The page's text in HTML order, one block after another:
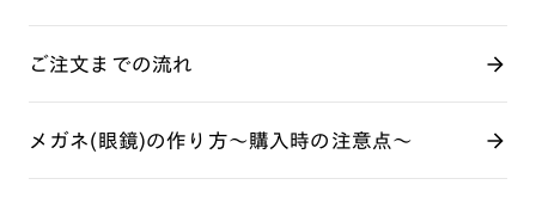
ご注文までの流れ
メガネ(眼鏡)の作り方～購入時の注意点～